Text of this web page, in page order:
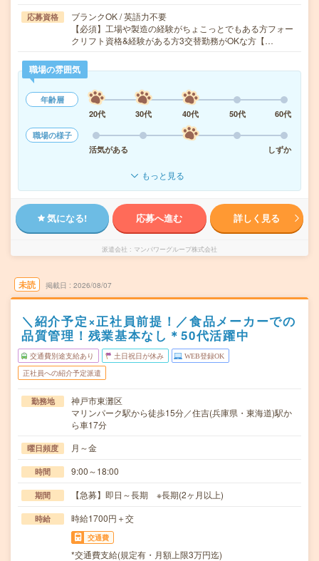
応募資格
ブランクOK / 英語力不要
【必須】工場や製造の経験がちょこっとでもある方フォー
クリフト資格&経験がある方3交替勤務がOKな方【…
職場の雰囲気
年齢層
20代
30代 40代 50代
60代
職場の様子
活気がある
しずか
もっと見る
気になる! 応募へ進む 詳しく見る
派遣会社 マンパワーグループ株式会社
未読 掲載日 2026/08/07
＼紹介予定×正社員前提！／食品メーカーでの
品質管理！残業基本なし＊50代活躍中
交通費別途支給あり 土日祝日が休み WEB登録OK
正社員への紹介予定派遣
勤務地
神戸市東灘区
マリンパーク駅から徒歩15分／住吉(兵庫県・東海道)駅か
ら車17分
曜日頻度 月～金
時間 9:00～18:00
期間 【急募】即日～長期 ※長期(2ヶ月以上)
時給 時給1700円＋交
交通費
*交通費支給(規定有・月額上限3万円迄)